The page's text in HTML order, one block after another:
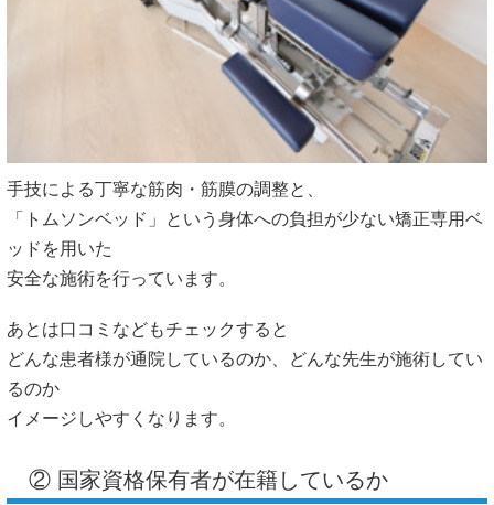
手技による丁寧な筋肉・筋膜の調整と、
「トムソンベッド」という身体への負担が少ない矯正専用ベ
ッドを用いた
安全な施術を行っています。
あとは口コミなどもチェックすると
どんな患者様が通院しているのか、どんな先生が施術してい
るのか
イメージしやすくなります。
② 国家資格保有者が在籍しているか